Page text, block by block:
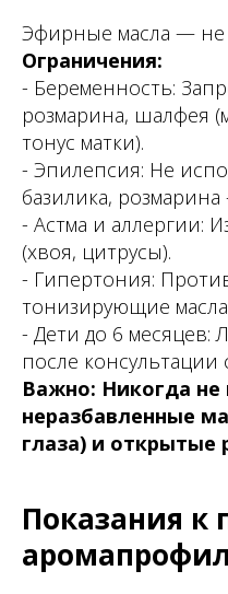
Эфирные масла — не
Ограничения:
- Беременность:
розмарина, шалфея
тонус матки).
- Эпилепсия: Не
базилика,
- Астма и аллергии:
(хвоя, цитрусы).
- Гипертония:
тонизирующие
- Дети до 6 месяцев:
после консультации
Важно: Никогда не
неразбавленные
глаза) и открытые
Показания к